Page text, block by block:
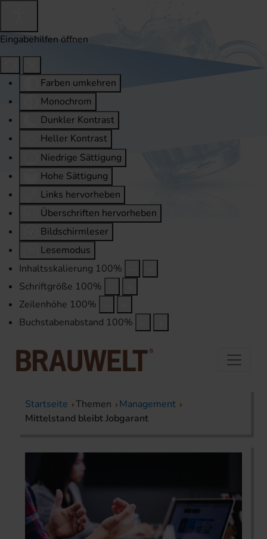
Eingabehilfen öffnen
Farben umkehren
Monochrom
Dunkler Kontrast
Heller Kontrast
Niedrige Sättigung
Hohe Sättigung
Links hervorheben
Überschriften hervorheben
Bildschirmleser
Lesemodus
Inhaltsskalierung 100%
Schriftgröße 100%
Zeilenhöhe 100%
Buchstabenabstand 100%
Startseite Themen
Management
Mittelstand bleibt Jobgarant